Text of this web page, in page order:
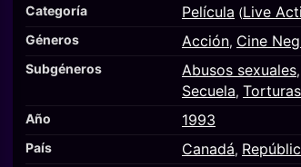
Categoría Película (Live
Géneros
Acción, Cine
Subgéneros Abusos sexuales,
Secuela, Torturas
Año 1993
País Canadá,